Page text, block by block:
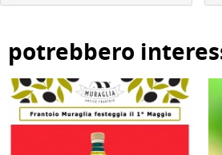
potrebbero